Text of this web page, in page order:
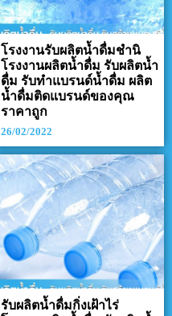
โรงงานรับผลิตน้ำดื่มชำนิ
โรงงานผลิตน้ำดื่ม รับผลิตน้ำ
ดื่ม รับทำแบรนด์น้ำดื่ม ผลิต
น้ำดื่มติดแบรนด์ของคุณ
ราคาถูก
26/02/2022
รับผลิตน้ำดื่มกิ่งเฝ้าไร่